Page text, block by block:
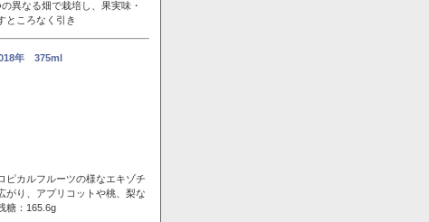
異なる畑で栽培し、果実味・
ところなく引き
年 375ml
ピカルフルーツの様なエキゾチ
がり、アプリコットや桃、梨な
糖：165.6g